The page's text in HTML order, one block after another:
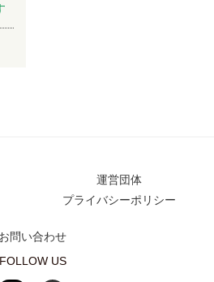
運営団体
プライバシーポリシー
お問い合わせ
FOLLOW US